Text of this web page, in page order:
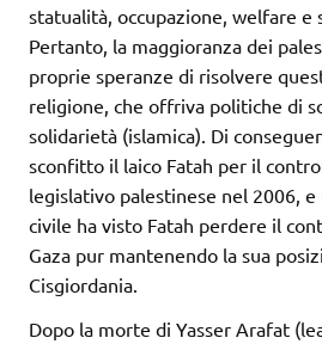
statualità, occupazione, welfare e
Pertanto, la maggioranza dei
proprie speranze di risolvere
religione, che offriva politiche di
solidarietà (islamica). Di
sconfitto il laico Fatah per il
legislativo palestinese nel 2006,
civile ha visto Fatah perdere il
Gaza pur mantenendo la sua
Cisgiordania.
Dopo la morte di Yasser Arafat